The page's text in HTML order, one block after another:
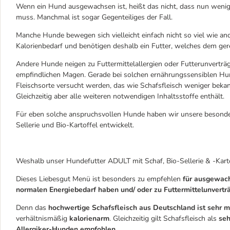
Wenn ein Hund ausgewachsen ist, heißt das nicht, dass nun
muss. Manchmal ist sogar Gegenteiliges der Fall.
Manche Hunde bewegen sich vielleicht einfach nicht so viel wie
Kalorienbedarf und benötigen deshalb ein Futter, welches dem
Andere Hunde neigen zu Futtermittelallergien oder
empfindlichen Magen. Gerade bei solchen ernährungssensiblen
Fleischsorte versucht werden, das wie Schafsfleisch weniger
Gleichzeitig aber alle weiteren notwendigen Inhaltsstoffe enthält.
Für eben solche anspruchsvollen Hunde haben wir unsere
Sellerie und Bio-Kartoffel entwickelt.
Weshalb unser Hundefutter ADULT mit Schaf, Bio-Sellerie & -
Dieses Liebesgut Menü ist besonders zu empfehlen für
normalen Energiebedarf haben und/ oder zu
Denn das hochwertige Schafsfleisch aus Deutschland ist sehr
verhältnismäßig kalorienarm. Gleichzeitig gilt Schafsfleisch als